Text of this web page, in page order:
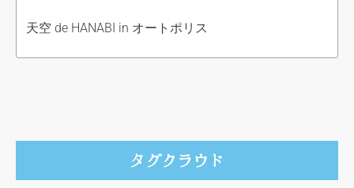
天空 de HANABI in オートポリス
タグクラウド